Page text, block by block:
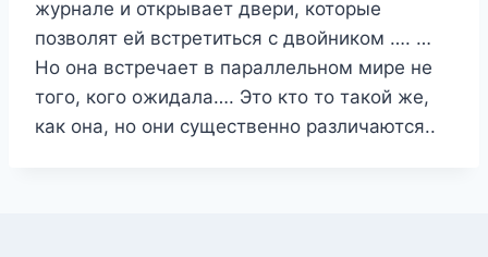
журнале и открывает двери, которые
позволят ей встретиться с двойником …. …
Но она встречает в параллельном мире не
того, кого ожидала…. Это кто то такой же,
как она, но они существенно различаются..